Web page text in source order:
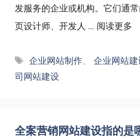
发服务的企业或机构。它们通
页设计师、开发人 ... 阅读更多
标
签
企业网站制作、 企业网站建
司网站建设
全案营销网站建设指的是